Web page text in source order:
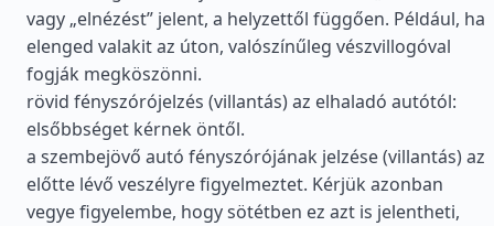
vagy „elnézést” jelent, a helyzettől függően. Például, ha
elenged valakit az úton, valószínűleg vészvillogóval
fogják megköszönni.
rövid fényszórójelzés (villantás) az elhaladó autótól:
elsőbbséget kérnek öntől.
a szembejövő autó fényszórójának jelzése (villantás) az
előtte lévő veszélyre figyelmeztet. Kérjük azonban
vegye figyelembe, hogy sötétben ez azt is jelentheti,